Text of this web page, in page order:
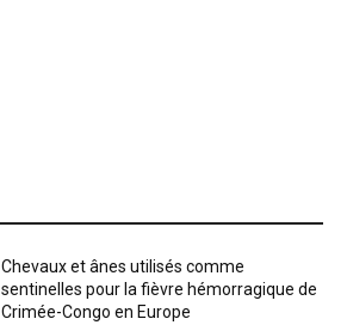
Chevaux et ânes utilisés comme
sentinelles pour la fièvre hémorragique de
Crimée-Congo en Europe